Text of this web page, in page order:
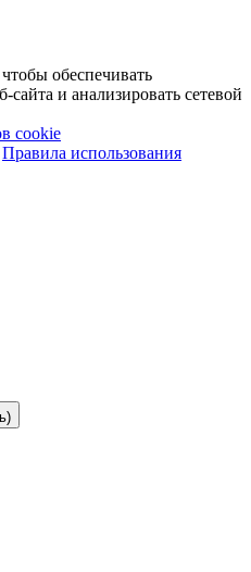
обеспечивать
и анализировать сетевой
cookie
Правила использования